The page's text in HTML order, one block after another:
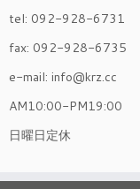
tel: 092-928-6731
fax: 092-928-6735
e-mail: info@krz.cc
AM10:00-PM19:00
日曜日定休